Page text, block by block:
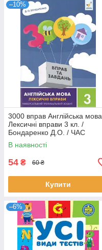
–10%
3000 вправ Англійська мова.
Лексичні вправи 3 кл. /
Бондаренко Д.О. / ЧАС
МАЙСТРІВ
В наявності
54 ₴ 60 ₴
Купити
–6%